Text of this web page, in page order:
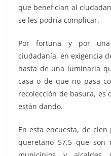
que benefician al
se les podría complicar.
Por fortuna y por
ciudadanía, en exigencia
hasta de una luminaria
casa o de que no pasa
recolección de basura, es
están dando.
En esta encuesta, de
queretano 57.5 que